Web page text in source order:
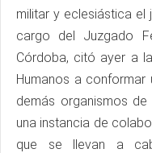
militar y eclesiástica el
cargo del Juzgado
Córdoba, citó ayer a
Humanos a conformar
demás organismos
una instancia de
que se llevan a